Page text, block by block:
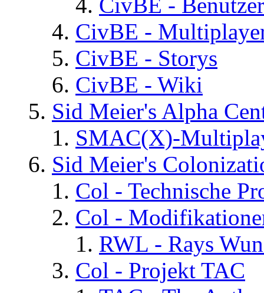
CivBE -
CivBE -
CivBE - Storys
CivBE - Wiki
Sid Meier's Alpha
SMAC(X)-
Sid Meier's
Col - Technische
Col -
RWL - Rays
Col - Projekt TAC